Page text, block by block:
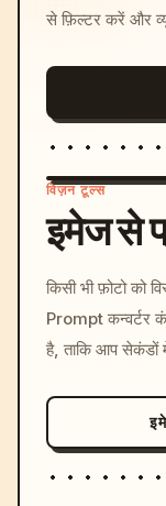
से फ़िल्टर करें और
विज़न टूल्स
इमेज से
किसी भी फ़ोटो को
Prompt कन्वर्टर
है, ताकि आप सेकंडों